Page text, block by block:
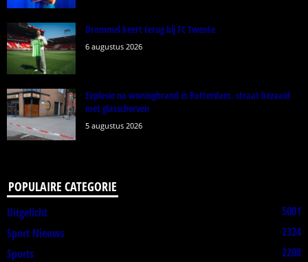
Drommel keert terug bij FC Twente
6 augustus 2026
Explosie na woningbrand in Rotterdam, straat bezaaid
met glasscherven
5 augustus 2026
POPULAIRE CATEGORIE
Uitgelicht
5001
Sport Nieuws
2324
Sports
2208